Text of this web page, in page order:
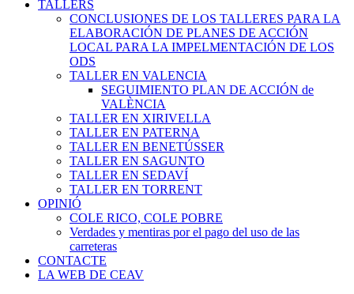
TALLERS
CONCLUSIONES DE LOS TALLERES PARA LA
ELABORACIÓN DE PLANES DE ACCIÓN
LOCAL PARA LA IMPELMENTACIÓN DE LOS
ODS
TALLER EN VALENCIA
SEGUIMIENTO PLAN DE ACCIÓN de
VALÈNCIA
TALLER EN XIRIVELLA
TALLER EN PATERNA
TALLER EN BENETÚSSER
TALLER EN SAGUNTO
TALLER EN SEDAVÍ
TALLER EN TORRENT
OPINIÓ
COLE RICO, COLE POBRE
Verdades y mentiras por el pago del uso de las
carreteras
CONTACTE
LA WEB DE CEAV